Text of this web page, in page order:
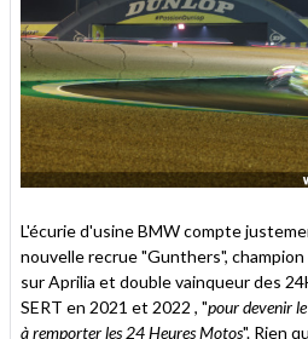
L'écurie d'usine BMW compte
nouvelle recrue "Gunthers",
sur Aprilia et double vainqueur des
SERT en 2021 et 2022 , "pour devenir
à remporter les 24 Heures Motos". Rien